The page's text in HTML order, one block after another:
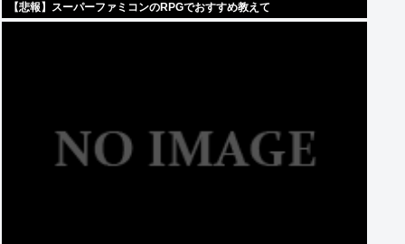
【悲報】スーパーファミコンのRPGでおすすめ教えて